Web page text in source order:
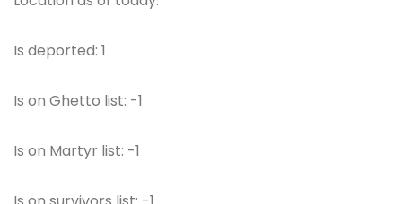
Is deported: 1
Is on Ghetto list: -1
Is on Martyr list: -1